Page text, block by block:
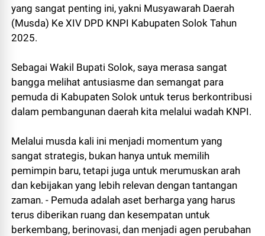
yang sangat penting ini, yakni Musyawarah Daerah
(Musda) Ke XIV DPD KNPI Kabupaten Solok Tahun
2025.
Sebagai Wakil Bupati Solok, saya merasa sangat
bangga melihat antusiasme dan semangat para
pemuda di Kabupaten Solok untuk terus berkontribusi
dalam pembangunan daerah kita melalui wadah KNPI.
Melalui musda kali ini menjadi momentum yang
sangat strategis, bukan hanya untuk memilih
pemimpin baru, tetapi juga untuk merumuskan arah
dan kebijakan yang lebih relevan dengan tantangan
zaman. - Pemuda adalah aset berharga yang harus
terus diberikan ruang dan kesempatan untuk
berkembang, berinovasi, dan menjadi agen perubahan